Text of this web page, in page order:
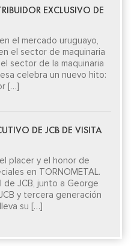
EXCLUSIVO DE
el mercado uruguayo,
el sector de maquinaria
sector de la maquinaria
celebra un nuevo hito:
[…]
DE JCB DE VISITA
placer y el honor de
en TORNOMETAL.
de JCB, junto a George
y tercera generación
su […]